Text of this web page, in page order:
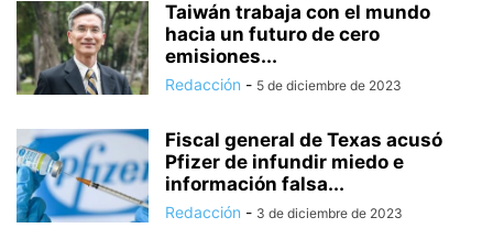
Taiwán trabaja con el mundo
hacia un futuro de cero
emisiones...
Redacción - 5 de diciembre de 2023
Fiscal general de Texas acusó
Pfizer de infundir miedo e
información falsa...
Redacción - 3 de diciembre de 2023